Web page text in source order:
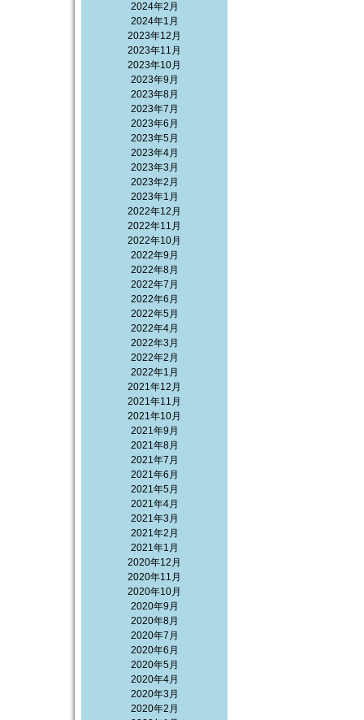
2024年2月
2024年1月
2023年12月
2023年11月
2023年10月
2023年9月
2023年8月
2023年7月
2023年6月
2023年5月
2023年4月
2023年3月
2023年2月
2023年1月
2022年12月
2022年11月
2022年10月
2022年9月
2022年8月
2022年7月
2022年6月
2022年5月
2022年4月
2022年3月
2022年2月
2022年1月
2021年12月
2021年11月
2021年10月
2021年9月
2021年8月
2021年7月
2021年6月
2021年5月
2021年4月
2021年3月
2021年2月
2021年1月
2020年12月
2020年11月
2020年10月
2020年9月
2020年8月
2020年7月
2020年6月
2020年5月
2020年4月
2020年3月
2020年2月